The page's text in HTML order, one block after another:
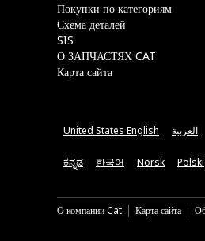
Покупки по категориям
Схема деталей
SIS
О ЗАПЧАСТЯХ CAT
Карта сайта
United States English العربية
ಕನ್ನಡ 한국어 Norsk Polski
О компании Cat Карта сайта